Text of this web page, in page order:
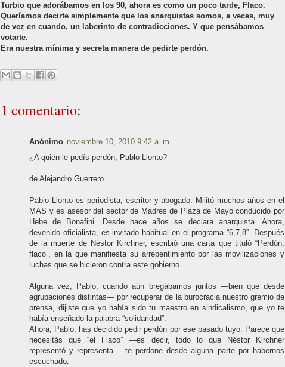
Turbio que adorábamos en los 90, ahora es como un poco tarde, Flaco.
Queríamos decirte simplemente que los anarquistas somos, a veces, muy
de vez en cuando, un laberinto de contradicciones. Y que pensábamos
votarte.
Era nuestra mínima y secreta manera de pedirte perdón.
1 comentario:
Anónimo noviembre 10, 2010 9:42 a. m.
¿A quién le pedís perdón, Pablo Llonto?
de Alejandro Guerrero
Pablo Llonto es periodista, escritor y abogado. Militó muchos años en el
MAS y es asesor del sector de Madres de Plaza de Mayo conducido por
Hebe de Bonafini. Desde hace años se declara anarquista. Ahora,
devenido oficialista, es invitado habitual en el programa “6,7,8”. Después
de la muerte de Néstor Kirchner, escribió una carta que tituló “Perdón,
flaco”, en la que manifiesta su arrepentimiento por las movilizaciones y
luchas que se hicieron contra este gobierno.
Alguna vez, Pablo, cuando aún bregábamos juntos —bien que desde
agrupaciones distintas— por recuperar de la burocracia nuestro gremio de
prensa, dijiste que yo había sido tu maestro en sindicalismo, que yo te
había enseñado la palabra “solidaridad”.
Ahora, Pablo, has decidido pedir perdón por ese pasado tuyo. Parece que
necesitás que “el Flaco” —es decir, todo lo que Néstor Kirchner
representó y representa— te perdone desde alguna parte por habernos
escuchado.